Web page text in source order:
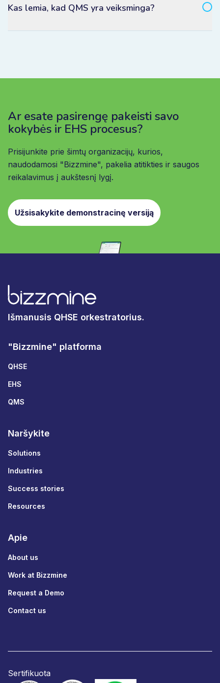
Kas lemia, kad QMS yra veiksminga?
Ar esate pasirengę pakeisti savo
kokybės ir EHS procesus?
Prisijunkite prie šimtų organizacijų, kurios,
naudodamosi "Bizzmine", pakelia atitikties ir saugos
reikalavimus į aukštesnį lygį.
Užsisakykite demonstracinę versiją
Išmanusis QHSE orkestratorius.
"Bizzmine" platforma
QHSE
EHS
QMS
Naršykite
Solutions
Industries
Success stories
Resources
Apie
About us
Work at Bizzmine
Request a Demo
Contact us
Sertifikuota